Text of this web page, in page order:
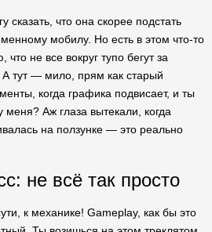
сказать, что она скорее подстать
мобилу. Но есть в этом что-то
не все вокруг тупо бегут за
А тут — мило, прям как старый
когда графика подвисает, и ты
меня? Аж глаза вытекали, когда
на ползунке — это реально
не всё так просто
к механике! Gameplay, как бы это